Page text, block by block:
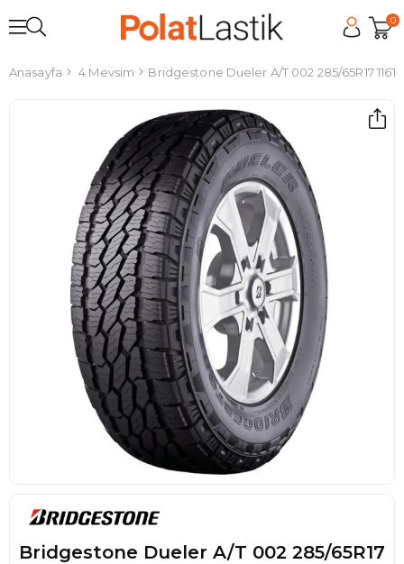
0
Anasayfa 4 Mevsim
Bridgestone Dueler A/T 002 285/65R17